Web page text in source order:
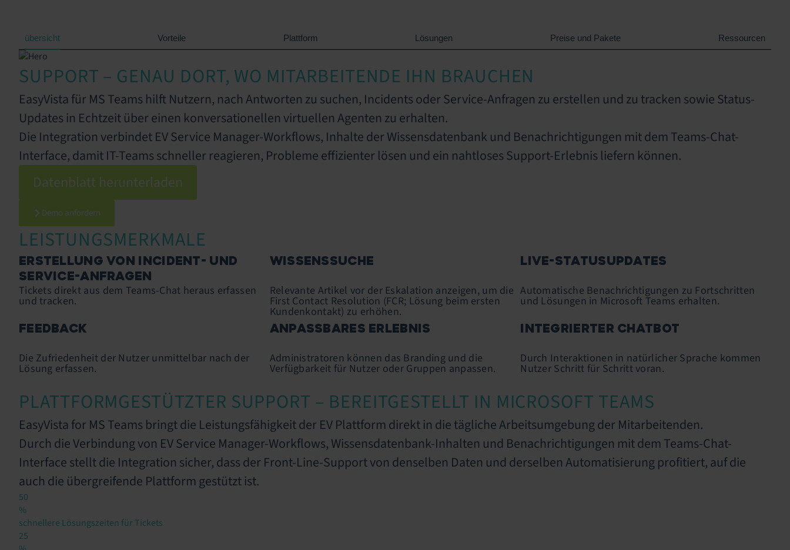
übersicht Vorteile Plattform Lösungen Preise und Pakete Ressourcen
SUPPORT – GENAU DORT, WO MITARBEITENDE IHN BRAUCHEN
EasyVista für MS Teams hilft Nutzern, nach Antworten zu suchen, Incidents oder Service-Anfragen zu erstellen und zu tracken sowie Status-
Updates in Echtzeit über einen konversationellen virtuellen Agenten zu erhalten.
Die Integration verbindet EV Service Manager-Workflows, Inhalte der Wissensdatenbank und Benachrichtigungen mit dem Teams-Chat-
Interface, damit IT-Teams schneller reagieren, Probleme effizienter lösen und ein nahtloses Support-Erlebnis liefern können.
Datenblatt herunterladen
Demo anfordern
LEISTUNGSMERKMALE
ERSTELLUNG VON INCIDENT- UND
SERVICE-ANFRAGEN
Tickets direkt aus dem Teams-Chat heraus erfassen
und tracken.
WISSENSSUCHE
Relevante Artikel vor der Eskalation anzeigen, um die
First Contact Resolution (FCR; Lösung beim ersten
Kundenkontakt) zu erhöhen.
LIVE-STATUSUPDATES
Automatische Benachrichtigungen zu Fortschritten
und Lösungen in Microsoft Teams erhalten.
FEEDBACK
Die Zufriedenheit der Nutzer unmittelbar nach der
Lösung erfassen.
ANPASSBARES ERLEBNIS
Administratoren können das Branding und die
Verfügbarkeit für Nutzer oder Gruppen anpassen.
INTEGRIERTER CHATBOT
Durch Interaktionen in natürlicher Sprache kommen
Nutzer Schritt für Schritt voran.
PLATTFORMGESTÜTZTER SUPPORT – BEREITGESTELLT IN MICROSOFT TEAMS
EasyVista for MS Teams bringt die Leistungsfähigkeit der EV Plattform direkt in die tägliche Arbeitsumgebung der Mitarbeitenden.
Durch die Verbindung von EV Service Manager-Workflows, Wissensdatenbank-Inhalten und Benachrichtigungen mit dem Teams-Chat-
Interface stellt die Integration sicher, dass der Front-Line-Support von denselben Daten und derselben Automatisierung profitiert, auf die
auch die übergreifende Plattform gestützt ist.
50
%
schnellere Lösungszeiten für Tickets
25